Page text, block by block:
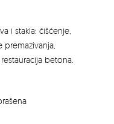
i stakla: čišćenje,
betona.